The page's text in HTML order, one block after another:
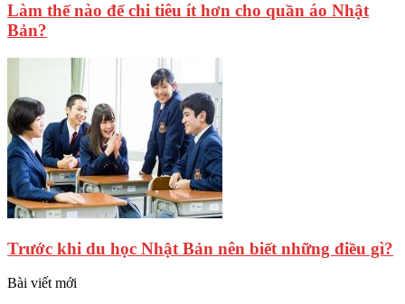
Làm thế nào để chi tiêu ít hơn cho quần áo Nhật
Bản?
Trước khi du học Nhật Bản nên biết những điều gì?
Bài viết mới